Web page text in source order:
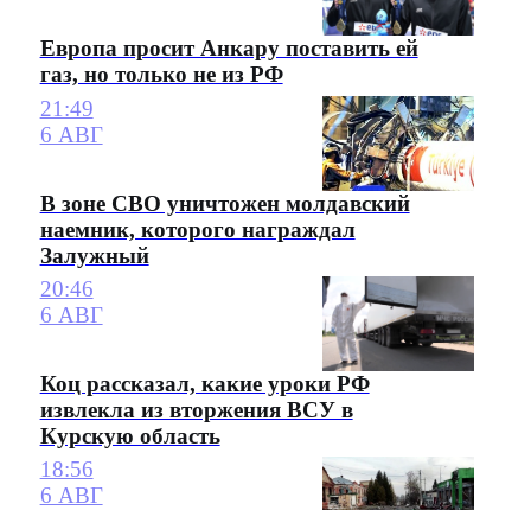
Европа просит Анкару поставить ей
газ, но только не из РФ
21:49
6 АВГ
В зоне СВО уничтожен молдавский
наемник, которого награждал
Залужный
20:46
6 АВГ
Коц рассказал, какие уроки РФ
извлекла из вторжения ВСУ в
Курскую область
18:56
6 АВГ